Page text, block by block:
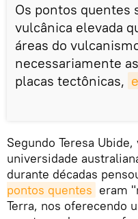
Os pontos quentes
vulcânica elevada
áreas do
necessariamente
placas tectônicas,
Segundo Teresa
universidade
durante décadas
pontos quentes eram
Terra, nos oferecendo